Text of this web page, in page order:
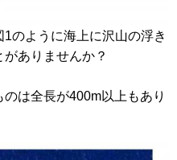
のように海上に沢山の浮き
ありませんか？
は全長が400m以上もあり